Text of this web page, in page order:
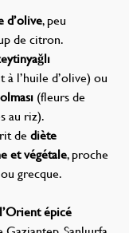
d’olive, peu
de citron.
l’huile d’olive) ou
(fleurs de
au riz).
de diète
et végétale, proche
grecque.
épicé